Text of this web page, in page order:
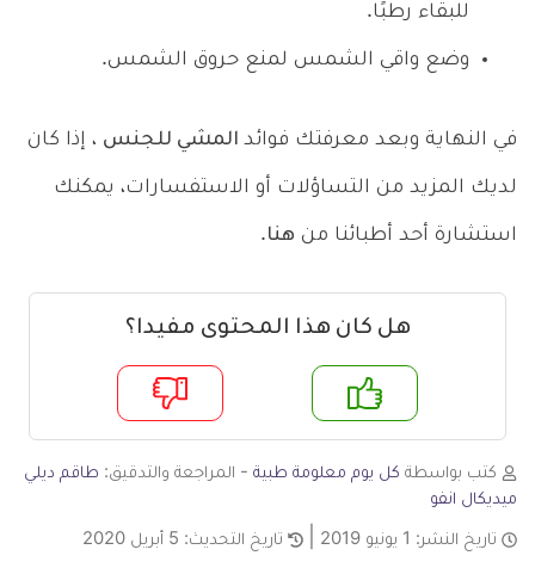
للبقاء رطبًا.
وضع واقي الشمس لمنع حروق الشمس.
في النهاية وبعد معرفتك فوائد المشي للجنس ، إذا كان
لديك المزيد من التساؤلات أو الاستفسارات، يمكنك
استشارة أحد أطبائنا من هنا.
هل كان هذا المحتوى مفيدا؟
لا
كتب بواسطة كل يوم معلومة طبية - المراجعة والتدقيق: طاقم ديلي
ميديكال انفو
تاريخ النشر: 1 يونيو 2019 تاريخ التحديث: 5 أبريل 2020